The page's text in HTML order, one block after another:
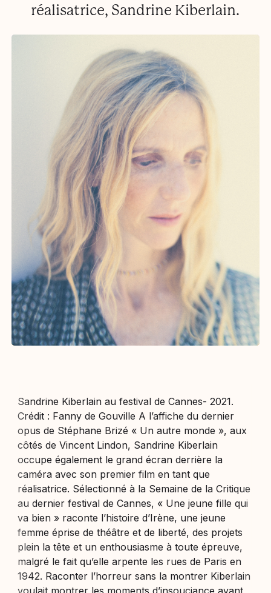
réalisatrice, Sandrine Kiberlain.
Sandrine Kiberlain au festival de Cannes- 2021.
Crédit : Fanny de Gouville A l’affiche du dernier
opus de Stéphane Brizé « Un autre monde », aux
côtés de Vincent Lindon, Sandrine Kiberlain
occupe également le grand écran derrière la
caméra avec son premier film en tant que
réalisatrice. Sélectionné à la Semaine de la Critique
au dernier festival de Cannes, « Une jeune fille qui
va bien » raconte l’histoire d’Irène, une jeune
femme éprise de théâtre et de liberté, des projets
plein la tête et un enthousiasme à toute épreuve,
malgré le fait qu’elle arpente les rues de Paris en
1942. Raconter l’horreur sans la montrer Kiberlain
voulait montrer les moments d’insouciance avant